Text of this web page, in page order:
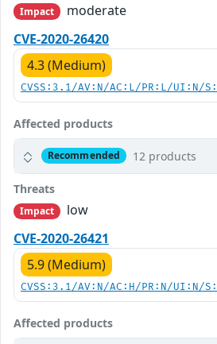
Impact
moderate
CVE-2020-26420
4.3 (Medium)
CVSS:3.1/AV:N/AC:L/PR:L/UI:N/
Affected products
Recommended 12 products
Threats
Impact
low
CVE-2020-26421
5.9 (Medium)
CVSS:3.1/AV:N/AC:H/PR:N/UI:N/
Affected products